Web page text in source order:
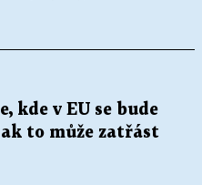
kde v EU se bude
to může zatřást